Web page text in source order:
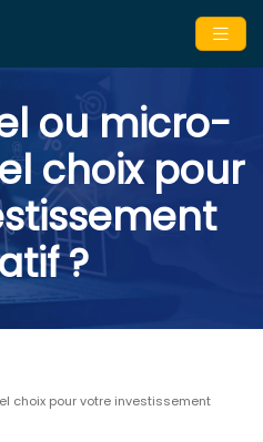
ou micro-
choix pour
?
choix pour votre investissement